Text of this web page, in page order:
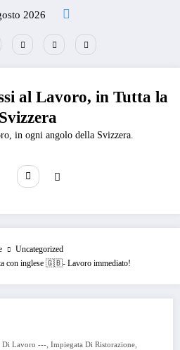
2026
al Lavoro, in Tutta la
Svizzera
in ogni angolo della Svizzera.
Uncategorized
con inglese 🇬🇧- Lavoro immediato!
Di Lavoro ---, Impiegata Di Ristorazione,